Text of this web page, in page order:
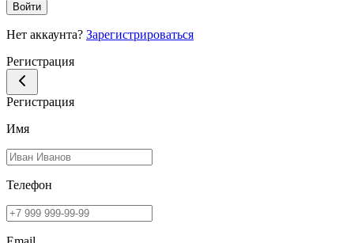
Войти
Нет аккаунта? Зарегистрироваться
Регистрация
Регистрация
Имя
Телефон